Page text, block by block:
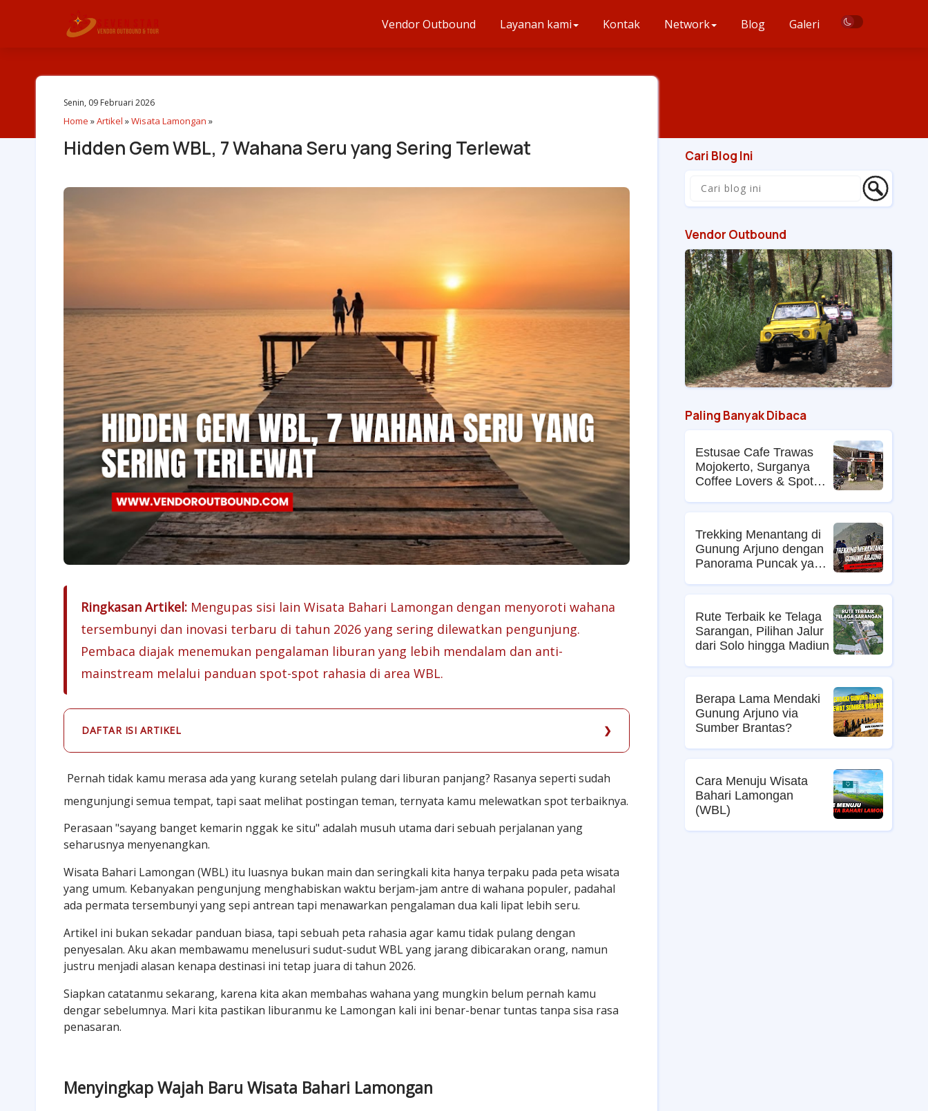
Vendor Outbound Layanan kami Kontak Network Blog Galeri
Senin, 09 Februari 2026
Home »Artikel »Wisata Lamongan »
Hidden Gem WBL, 7 Wahana Seru yang Sering Terlewat
Ringkasan Artikel: Mengupas sisi lain Wisata Bahari Lamongan dengan menyoroti wahana
tersembunyi dan inovasi terbaru di tahun 2026 yang sering dilewatkan pengunjung.
Pembaca diajak menemukan pengalaman liburan yang lebih mendalam dan anti-
mainstream melalui panduan spot-spot rahasia di area WBL.
DAFTAR ISI ARTIKEL
Pernah tidak kamu merasa ada yang kurang setelah pulang dari liburan panjang? Rasanya seperti sudah
mengunjungi semua tempat, tapi saat melihat postingan teman, ternyata kamu melewatkan spot terbaiknya.
Perasaan "sayang banget kemarin nggak ke situ" adalah musuh utama dari sebuah perjalanan yang
seharusnya menyenangkan.
Wisata Bahari Lamongan (WBL) itu luasnya bukan main dan seringkali kita hanya terpaku pada peta wisata
yang umum. Kebanyakan pengunjung menghabiskan waktu berjam-jam antre di wahana populer, padahal
ada permata tersembunyi yang sepi antrean tapi menawarkan pengalaman dua kali lipat lebih seru.
Artikel ini bukan sekadar panduan biasa, tapi sebuah peta rahasia agar kamu tidak pulang dengan
penyesalan. Aku akan membawamu menelusuri sudut-sudut WBL yang jarang dibicarakan orang, namun
justru menjadi alasan kenapa destinasi ini tetap juara di tahun 2026.
Siapkan catatanmu sekarang, karena kita akan membahas wahana yang mungkin belum pernah kamu
dengar sebelumnya. Mari kita pastikan liburanmu ke Lamongan kali ini benar-benar tuntas tanpa sisa rasa
penasaran.
Menyingkap Wajah Baru Wisata Bahari Lamongan
Cari Blog Ini
Vendor Outbound
Paling Banyak Dibaca
Estusae Cafe Trawas
Mojokerto, Surganya
Coffee Lovers & Spot
Trekking Menantang di
Gunung Arjuno dengan
Panorama Puncak yang
Rute Terbaik ke Telaga
Sarangan, Pilihan Jalur
dari Solo hingga Madiun
Berapa Lama Mendaki
Gunung Arjuno via
Sumber Brantas?
Cara Menuju Wisata
Bahari Lamongan
(WBL)